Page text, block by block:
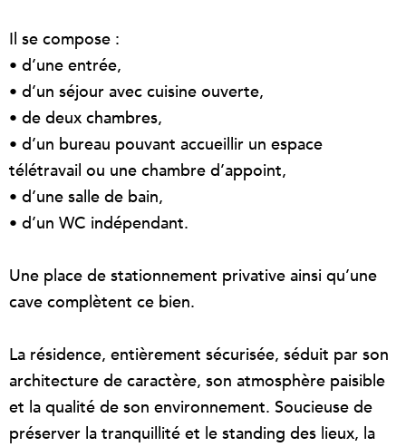
Il se compose :
• d’une entrée,
• d’un séjour avec cuisine ouverte,
• de deux chambres,
• d’un bureau pouvant accueillir un espace
télétravail ou une chambre d’appoint,
• d’une salle de bain,
• d’un WC indépendant.
Une place de stationnement privative ainsi qu’une
cave complètent ce bien.
La résidence, entièrement sécurisée, séduit par son
architecture de caractère, son atmosphère paisible
et la qualité de son environnement. Soucieuse de
préserver la tranquillité et le standing des lieux, la